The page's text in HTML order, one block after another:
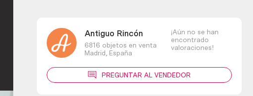
Antiguo Rincón
6816 objetos en venta
Madrid, España
¡Aún no se han
encontrado
valoraciones!
PREGUNTAR AL VENDEDOR